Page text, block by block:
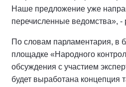
Наше предложение уже
перечисленные ведомства», -
По словам парламентария, в
площадке «Народного
обсуждения с участием
будет выработана концепция